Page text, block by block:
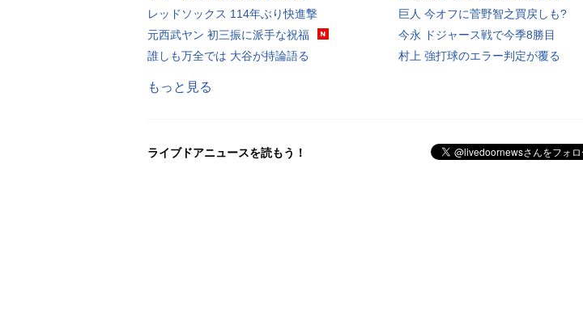
レッドソックス 114年ぶり快進撃
元西武ヤン 初三振に派手な祝福
誰しも万全では 大谷が持論語る
巨人 今オフに菅野智之買戻しも?
今永 ドジャース戦で今季8勝目
村上 強打球のエラー判定が覆る
もっと見る
ライブドアニュースを読もう！